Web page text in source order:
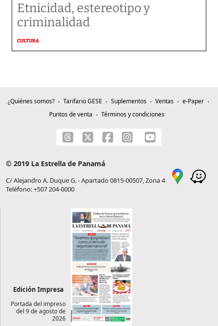
Etnicidad, estereotipo y
criminalidad
CULTURA
¿Quiénes somos? Tarifario GESE Suplementos Ventas
e-Paper
Puntos de venta
Términos y condiciones
© 2019 La Estrella de Panamá
C/ Alejandro A. Duque G. - Apartado 0815-00507, Zona 4
Teléfono: +507 204-0000
Edición Impresa
Portada del impreso
del 9 de agosto de
2026